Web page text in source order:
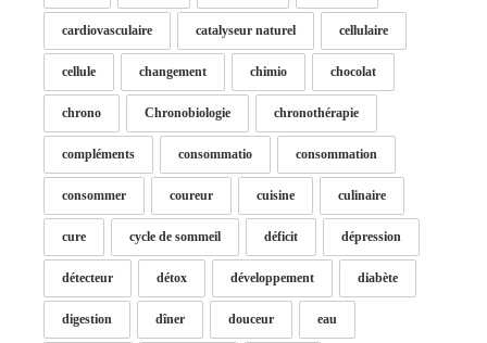
cardiovasculaire catalyseur naturel cellulaire
cellule changement chimio chocolat
chrono Chronobiologie chronothérapie
compléments consommatio consommation
consommer coureur cuisine culinaire
cure cycle de sommeil déficit dépression
détecteur détox développement diabète
digestion dîner douceur eau